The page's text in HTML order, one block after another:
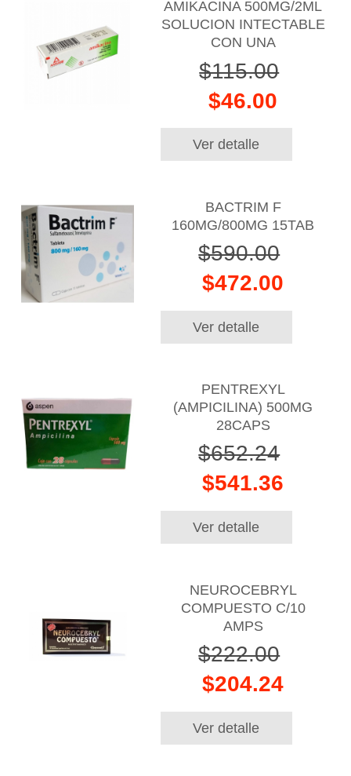
AMIKACINA 500MG/2ML
SOLUCION INTECTABLE
CON UNA
$115.00
$46.00
Ver detalle
BACTRIM F
160MG/800MG 15TAB
$590.00
$472.00
Ver detalle
PENTREXYL
(AMPICILINA) 500MG
28CAPS
$652.24
$541.36
Ver detalle
NEUROCEBRYL
COMPUESTO C/10
AMPS
$222.00
$204.24
Ver detalle